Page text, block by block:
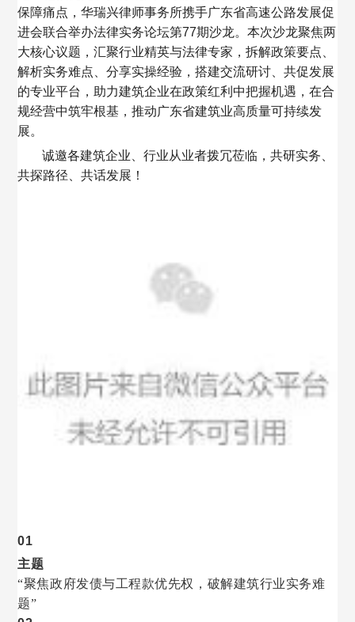
保障痛点，华瑞兴律师事务所携手广东省高速公路发展促
进会联合举办法律实务论坛第77期沙龙。本次沙龙聚焦两
大核心议题，汇聚行业精英与法律专家，拆解政策要点、
解析实务难点、分享实操经验，搭建交流研讨、共促发展
的专业平台，助力建筑企业在政策红利中把握机遇，在合
规经营中筑牢根基，推动广东省建筑业高质量可持续发
展。
诚邀各建筑企业、行业从业者拨冗莅临，共研实务、
共探路径、共话发展！
01
主题
“聚焦政府发债与工程款优先权，破解建筑行业实务难
题”